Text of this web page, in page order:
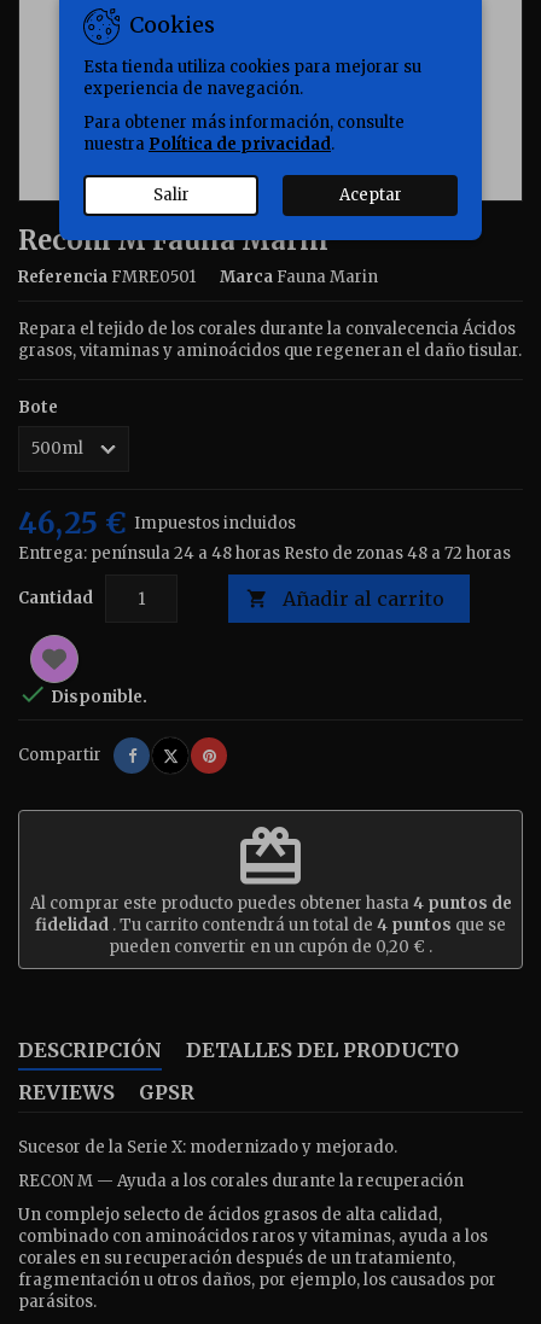
Recom M Fauna Marin
Referencia FMRE0501 Marca Fauna Marin
Repara el tejido de los corales durante la convalecencia Ácidos
grasos, vitaminas y aminoácidos que regeneran el daño tisular.
Bote
46,25 € Impuestos incluidos
Entrega: península 24 a 48 horas Resto de zonas 48 a 72 horas
Cantidad  Añadir al carrito
 Disponible.
Compartir Compartir
TuitearPinterest
redeem
Al comprar este producto puedes obtener hasta4puntos de
fidelidad . Tu carrito contendrá un total de 4 puntos que se
pueden convertir en un cupón de 0,20 € .
DESCRIPCIÓN
DETALLES DEL PRODUCTO
REVIEWS
GPSR
Sucesor de la Serie X: modernizado y mejorado.
RECON M — Ayuda a los corales durante la recuperación
Un complejo selecto de ácidos grasos de alta calidad,
combinado con aminoácidos raros y vitaminas, ayuda a los
corales en su recuperación después de un tratamiento,
fragmentación u otros daños, por ejemplo, los causados por
parásitos.
Cookies
Esta tienda utiliza cookies para mejorar su
experiencia de navegación.
Para obtener más información, consulte
nuestra Política de privacidad.
Salir Aceptar